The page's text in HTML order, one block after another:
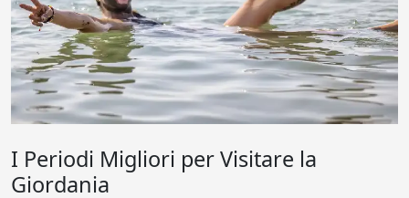
I Periodi Migliori per Visitare la
Giordania